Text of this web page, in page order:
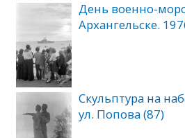
День военно-
Архангельске.
Скульптура на
ул. Попова (87)